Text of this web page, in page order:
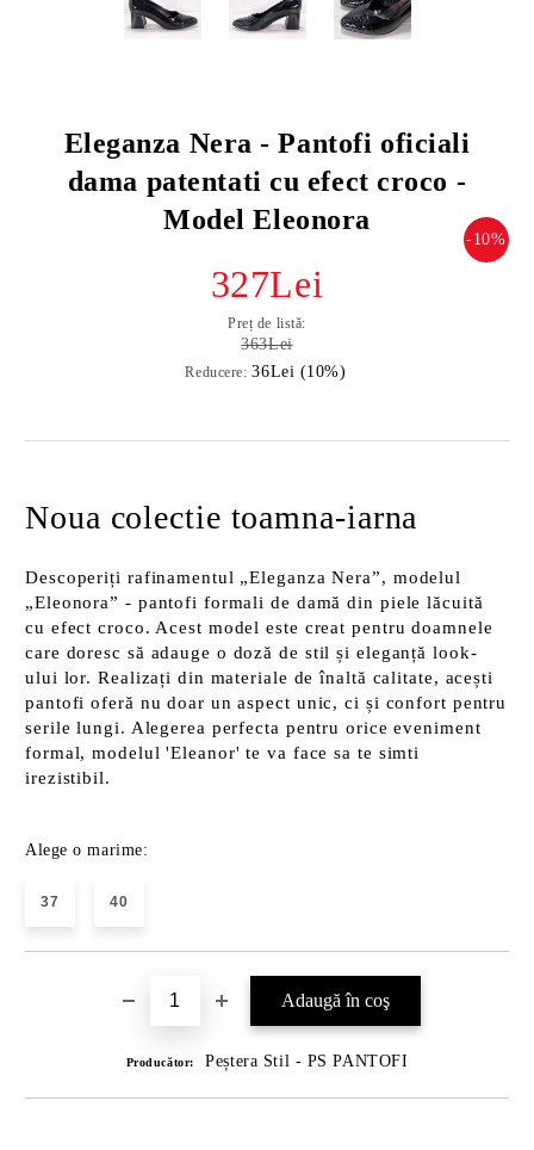
Eleganza Nera - Pantofi oficiali
dama patentati cu efect croco -
Model Eleonora
-10%
327Lei
Preț de listă:
363Lei
Reducere: 36Lei (10%)
Noua colectie toamna-iarna
Descoperiți rafinamentul „Eleganza Nera”, modelul
„Eleonora” - pantofi formali de damă din piele lăcuită
cu efect croco. Acest model este creat pentru doamnele
care doresc să adauge o doză de stil și eleganță look-
ului lor. Realizați din materiale de înaltă calitate, acești
pantofi oferă nu doar un aspect unic, ci și confort pentru
serile lungi. Alegerea perfecta pentru orice eveniment
formal, modelul 'Eleanor' te va face sa te simti
irezistibil.
Alege o marime:
37 40
Producător: Peștera Stil - PS PANTOFI